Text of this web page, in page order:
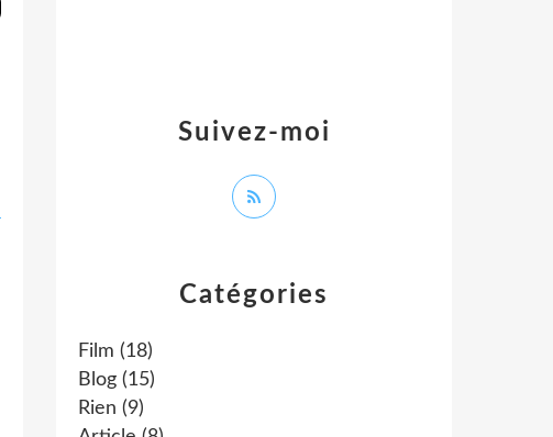
Catégories
Film (18)
Blog (15)
Rien (9)
Suivez-moi